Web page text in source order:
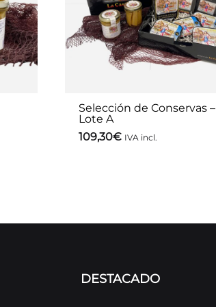
Selección de Conservas –
Lote A
109,30€ IVA incl.
DESTACADO